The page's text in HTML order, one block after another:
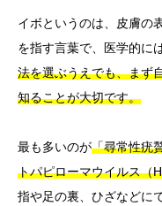
イボというのは、皮膚の
を指す言葉で、医学的に
法を選ぶうえでも、まず
知ることが大切です。
最も多いのが「尋常性疣
トパピローマウイルス（
指や足の裏、ひざなどに